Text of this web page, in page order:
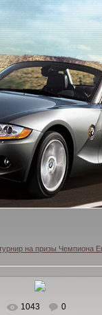
на призы Чемпиона
размере
1043 0